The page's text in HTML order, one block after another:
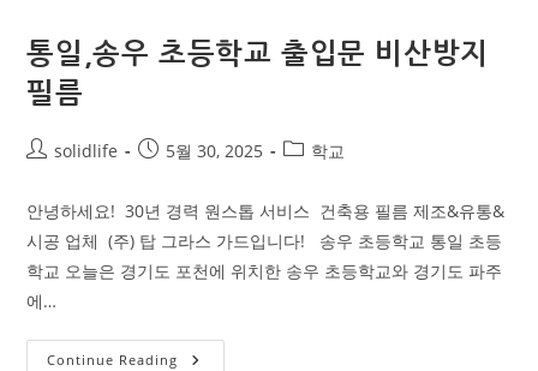
통일,송우 초등학교 출입문 비산방지
필름
solidlife 5월 30, 2025 학교
안녕하세요! ​ 30년 경력 원스톱 서비스 ​ 건축용 필름 제조&유통&
시공 업체 ​ (주) 탑 그라스 가드입니다! ​ ​ 송우 초등학교 통일 초등
학교 오늘은 경기도 포천에 위치한 송우 초등학교와 경기도 파주
에…
Continue Reading